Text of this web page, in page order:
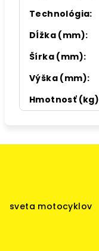
Technológia:
Dĺžka (mm):
Šírka (mm):
Výška (mm):
Hmotnosť (kg)
sveta motocyklov